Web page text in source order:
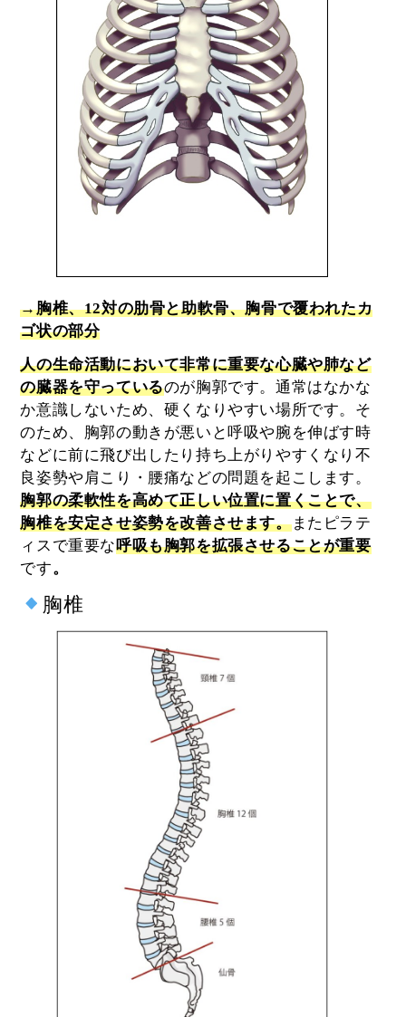
→胸椎、12対の肋骨と助軟骨、胸骨で覆われたカ
ゴ状の部分
人の生命活動において非常に重要な心臓や肺など
の臓器を守っているのが胸郭です。通常はなかな
か意識しないため、硬くなりやすい場所です。そ
のため、胸郭の動きが悪いと呼吸や腕を伸ばす時
などに前に飛び出したり持ち上がりやすくなり不
良姿勢や肩こり・腰痛などの問題を起こします。
胸郭の柔軟性を高めて正しい位置に置くことで、
胸椎を安定させ姿勢を改善させます。またピラテ
ィスで重要な呼吸も胸郭を拡張させることが重要
です。
胸椎